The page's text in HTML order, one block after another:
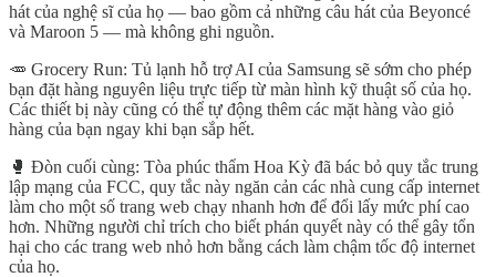
hát của nghệ sĩ của họ — bao gồm cả những câu hát của Beyoncé
và Maroon 5 — mà không ghi nguồn.
🥕 Grocery Run: Tủ lạnh hỗ trợ AI của Samsung sẽ sớm cho phép
bạn đặt hàng nguyên liệu trực tiếp từ màn hình kỹ thuật số của họ.
Các thiết bị này cũng có thể tự động thêm các mặt hàng vào giỏ
hàng của bạn ngay khi bạn sắp hết.
🥊 Đòn cuối cùng: Tòa phúc thẩm Hoa Kỳ đã bác bỏ quy tắc trung
lập mạng của FCC, quy tắc này ngăn cản các nhà cung cấp internet
làm cho một số trang web chạy nhanh hơn để đổi lấy mức phí cao
hơn. Những người chỉ trích cho biết phán quyết này có thể gây tổn
hại cho các trang web nhỏ hơn bằng cách làm chậm tốc độ internet
của họ.